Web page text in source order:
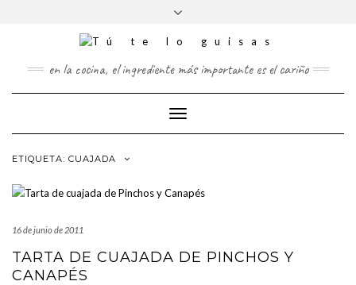
TWITTERPINTEREST
cabecera
en la cocina, el ingrediente más importante es el cariño
Cambiar
modo
ETIQUETA: CUAJADA
16 de junio de 2011
TARTA DE CUAJADA DE PINCHOS Y
CANAPÉS